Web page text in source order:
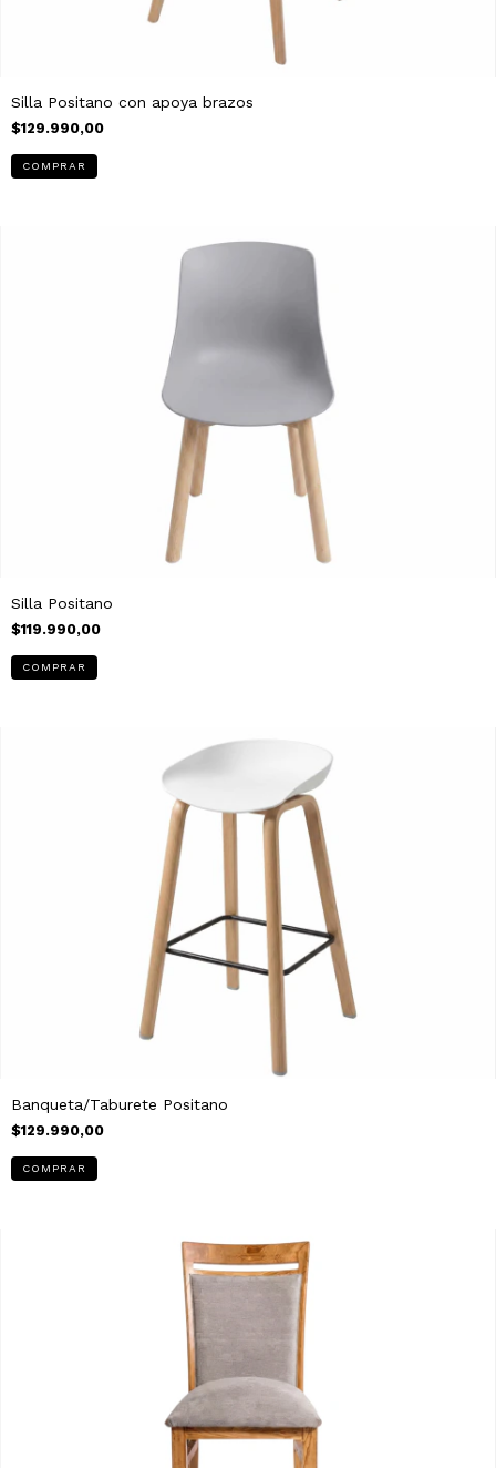
Silla Positano con apoya brazos
$129.990,00
Silla Positano
$119.990,00
Banqueta/Taburete Positano
$129.990,00